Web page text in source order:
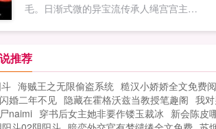
毛。日渐式微的异宝流传承人绳宫宫主糊
的寻常物随便炼炼就是仙界极品宝物南天
霸依靠胸罩产业修成日吸万乘花蜜的仙灵
之王余镇东千万次替邪仙们承受三灾利
害，在爆掉第99个大仙后，炼成狱火之王
面对玉皇蒙困，巨根入侵。曾经的同门师
推荐
海贼王之无限偷盗系统 糙汉小娇娇全文免费
闪婚二年不见 隐藏在霍格沃兹当教授笔趣阁 我
naimi 穿书后女主她非要作镂玉裁冰 新会陈皮